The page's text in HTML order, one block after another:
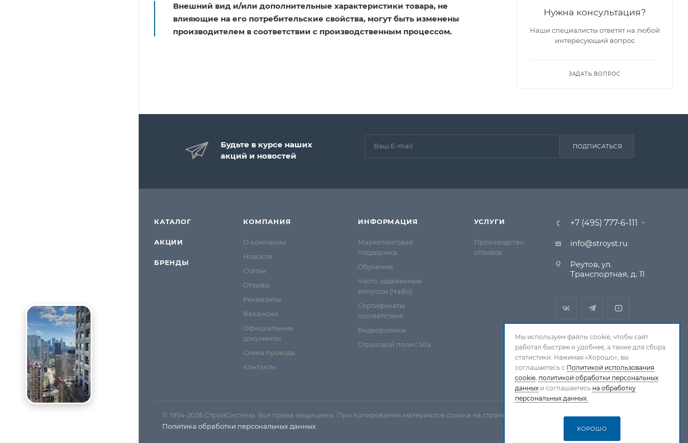
Внешний вид и/или дополнительные характеристики товара, не
влияющие на его потребительские свойства, могут быть изменены
производителем в соответствии с производственным процессом.
Нужна консультация?
Наши специалисты ответят на любой
интересующий вопрос
ЗАДАТЬ ВОПРОС
Будьте в курсе наших
акций и новостей
ПОДПИСАТЬСЯ
КАТАЛОГ
АКЦИИ
БРЕНДЫ
КОМПАНИЯ
О компании
Новости
Статьи
Отзывы
Реквизиты
Вакансии
Официальные
документы
Схема проезда
Контакты
ИНФОРМАЦИЯ
Маркетинговая
поддержка
Обучение
Часто задаваемые
вопросы (ЧаВо)
Сертификаты
соответствия
Видеоролики
Страховой полис Sila
УСЛУГИ
Производство
отливов
+7 (495) 777-6-111
info@stroyst.ru
Реутов, ул.
Транспортная, д. 11
© 1994-2026 СтройСистема. Все права защищены. При копировании материалов ссылка на страницу-источник обязательна.
Политика обработки персональных данных
Мы используем файлы cookie, чтобы сайт
работал быстрее и удобнее, а также для сбора
статистики. Нажимая «Хорошо», вы
соглашаетесь с Политикой использования
cookie, политикой обработки персональных
данных и соглашаетесь на обработку
персональных данных.
ХОРОШО